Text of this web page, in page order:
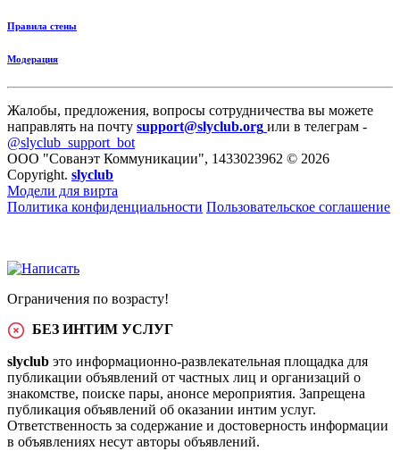
Правила стены
Модерация
Жалобы, предложения, вопросы сотрудничества вы можете
направлять на почту support@slyclub.org или в телеграм -
@slyclub_support_bot
ООО "Сованэт Коммуникации", 1433023962 © 2026
Copyright. slyclub
Модели для вирта
Политика конфиденциальности Пользовательское соглашение
Ограничения по возрасту!
БЕЗ ИНТИМ УСЛУГ
slyclub это информационно-развлекательная площадка для
публикации объявлений от частных лиц и организаций о
знакомстве, поиске пары, анонсе мероприятия. Запрещена
публикация объявлений об оказании интим услуг.
Ответственность за содержание и достоверность информации
в объявлениях несут авторы объявлений.